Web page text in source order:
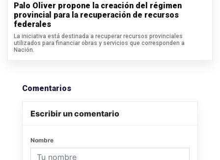
Palo Oliver propone la creación del régimen
provincial para la recuperación de recursos
federales
La iniciativa está destinada a recuperar recursos provinciales
utilizados para financiar obras y servicios que corresponden a
Nación.
Comentarios
Escribir un comentario
Nombre